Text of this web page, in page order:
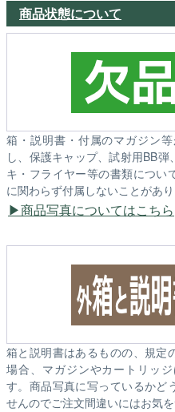
商品状態について
箱・説明書・付属のマガジン
し、保護キャップ、試射用BB
キ・フライヤー等の書類につい
に関わらず付属しないことがあり
商品写真についてはこちら
箱と説明書はあるものの、規定
場合、マガジンやカートリッ
す。商品写真に写っているかど
せんのでご注文間違いにはお気を